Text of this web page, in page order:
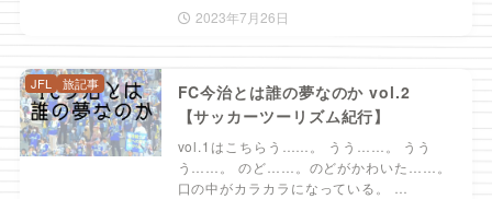
2023年7月26日
FC今治とは誰の夢なのか vol.2
【サッカーツーリズム紀行】
vol.1はこちらう……。 うう……。 うう
う……。 のど……。のどがかわいた……。
口の中がカラカラになっている。 …
JFL 旅記事